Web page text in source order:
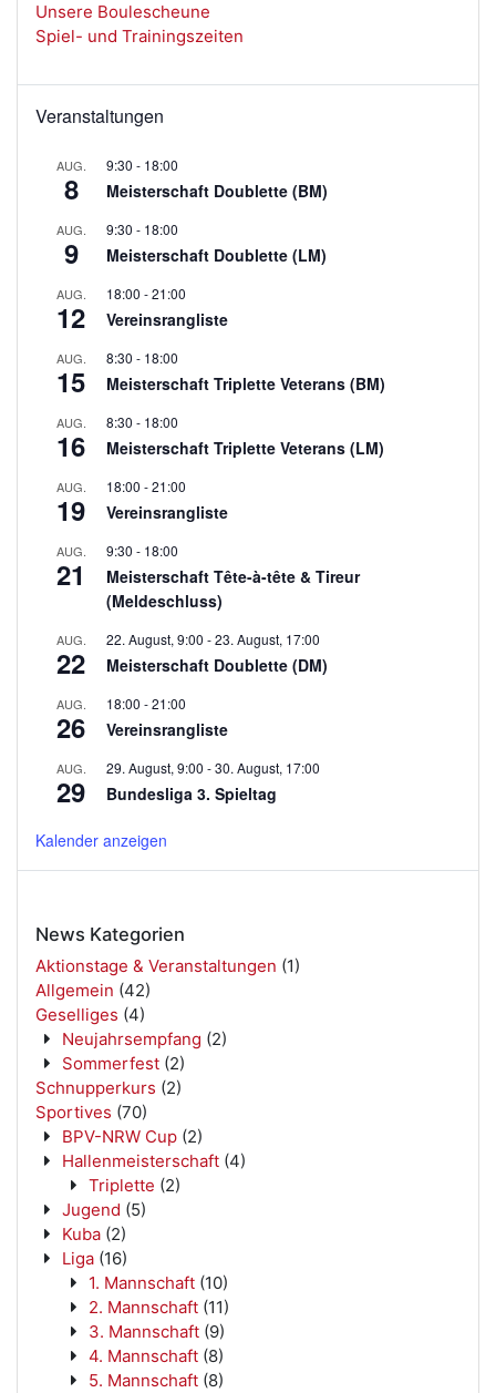
Unsere Boulescheune
Spiel- und Trainingszeiten
Veranstaltungen
AUG.
8
9:30 - 18:00
Meisterschaft Doublette (BM)
AUG.
9
9:30 - 18:00
Meisterschaft Doublette (LM)
AUG.
12
18:00 -21:00
Vereinsrangliste
AUG.
15
8:30 - 18:00
Meisterschaft Triplette Veterans (BM)
AUG.
16
8:30 - 18:00
Meisterschaft Triplette Veterans (LM)
AUG.
19
18:00 -21:00
Vereinsrangliste
AUG.
21
9:30 - 18:00
Meisterschaft Tête-à-tête & Tireur
(Meldeschluss)
AUG.
22
22. August, 9:00 -23. August, 17:00
Meisterschaft Doublette (DM)
AUG.
26
18:00 -21:00
Vereinsrangliste
AUG.
29
29. August, 9:00 -30. August, 17:00
Bundesliga 3. Spieltag
Kalender anzeigen
News Kategorien
Aktionstage & Veranstaltungen (1)
Allgemein (42)
Geselliges (4)
Neujahrsempfang (2)
Sommerfest (2)
Schnupperkurs (2)
Sportives (70)
BPV-NRW Cup (2)
Hallenmeisterschaft (4)
Triplette (2)
Jugend (5)
Kuba (2)
Liga (16)
1. Mannschaft (10)
2. Mannschaft (11)
3. Mannschaft (9)
4. Mannschaft (8)
5. Mannschaft (8)